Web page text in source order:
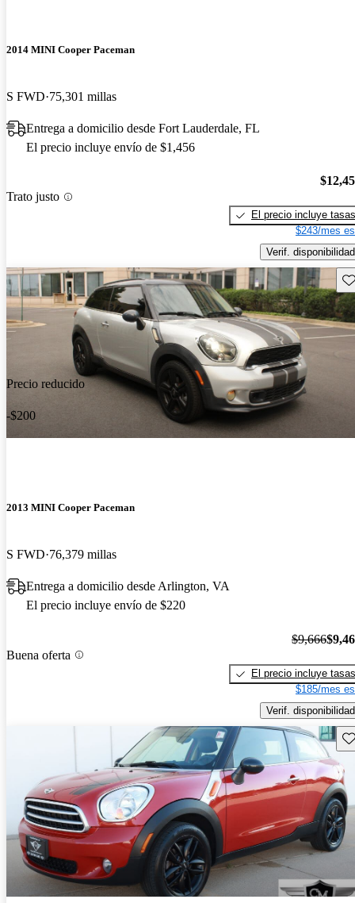
2014 MINI Cooper Paceman
S FWD 75,301 millas
Entrega a domicilio desde Fort Lauderdale, FL
El precio incluye envío de $1,456
Trato justo
El precio incluye tasas
$243/mes
Verif. disponibilidad
Precio reducido
-$200
2013 MINI Cooper Paceman
S FWD 76,379 millas
Entrega a domicilio desde Arlington, VA
El precio incluye envío de $220
Buena oferta
$9,666
El precio incluye tasas
$185/mes
Verif. disponibilidad